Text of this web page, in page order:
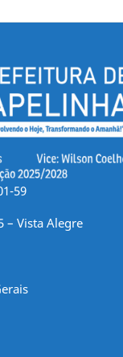
59
– Vista Alegre